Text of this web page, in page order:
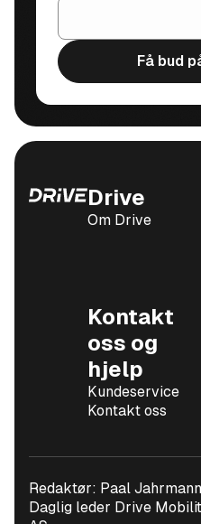
Få bud
Drive
Om Drive
Kontakt
oss og
hjelp
Kundeservice
Kontakt oss
Redaktør: Paal
Daglig leder Drive